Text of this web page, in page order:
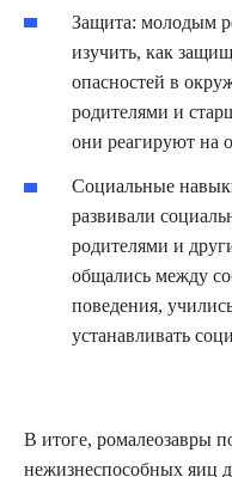
Защита: молодым
изучить, как
опасностей в
родителями и
они реагируют на
Социальные
развивали
родителями и
общались между
поведения,
устанавливать
В итоге, ромалеозавры
нежизнеспособных яиц